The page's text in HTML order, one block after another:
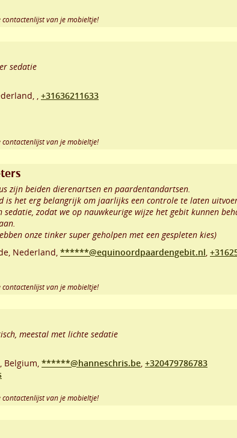
van je mobieltje!
sedatie
+31636211633
van je mobieltje!
zijn beiden dierenartsen en paardentandartsen.
is het erg belangrijk om jaarlijks een controle te laten
zodat we op nauwkeurige wijze het gebit kunnen
onze tinker super geholpen met een gespleten kies)
Nederland, ******@equinoordpaardengebit.nl
van je mobieltje!
meestal met lichte sedatie
Belgium, ******@hanneschris.be +320479786783
van je mobieltje!